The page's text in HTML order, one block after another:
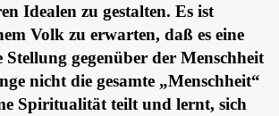
Idealen zu gestalten. Es ist
Volk zu erwarten, daß es eine
Stellung gegenüber der Menschheit
nicht die gesamte „Menschheit“
Spiritualität teilt und lernt, sich